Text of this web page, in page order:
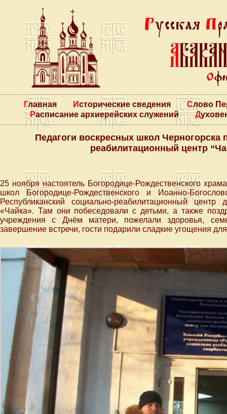
Главная Исторические сведения
Слово
Расписание архиерейских служений
Педагоги воскресных школ Черногорска
реабилитационный центр
25 ноября настоятель Богородице-Рождественского
школ Богородице-Рождественского и Иоанно-
Республиканский социально-реабилитационный
«Чайка». Там они побеседовали с детьми, а также
учреждения с Днём матери, пожелали здоровья,
завершение встречи, гости подарили сладкие угощения